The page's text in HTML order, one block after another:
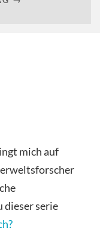
mich auf
dieser serie